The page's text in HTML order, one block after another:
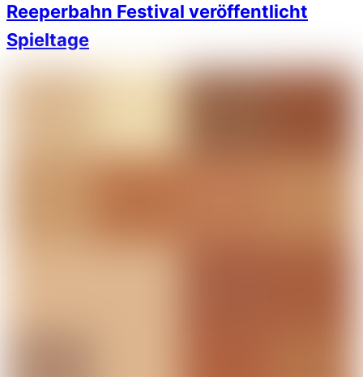
Reeperbahn Festival veröffentlicht
Spieltage